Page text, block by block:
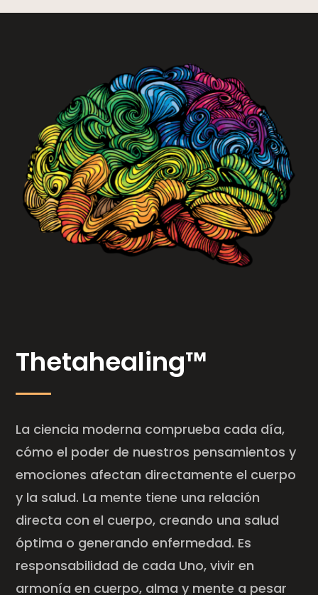
Thetahealing™
La ciencia moderna comprueba cada día,
cómo el poder de nuestros pensamientos y
emociones afectan directamente el cuerpo
y la salud. La mente tiene una relación
directa con el cuerpo, creando una salud
óptima o generando enfermedad. Es
responsabilidad de cada Uno, vivir en
armonía en cuerpo, alma y mente a pesar